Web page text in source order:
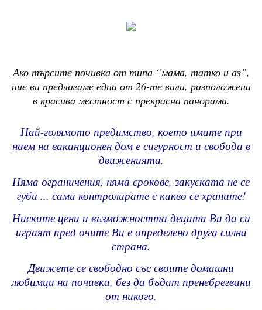
Ако търсите почивка от типа “мама, татко и аз”,
ние ви предлагаме една от 26-те вили, разположени
в красива местност с прекрасна панорама.
Най-голямото предимство, което имате при
наем на ваканционен дом е сигурност и свобода в
движенията.
Няма ограничения, няма срокове, закуската не се
губи ... сами контролирате с какво се храните!
Ниските цени и възможността децата Ви да си
играят пред очите Ви е определено друга силна
страна.
Движете се свободно със своите домашни
любимци на почивка, без да бъдат пренебрегвани
от никого.